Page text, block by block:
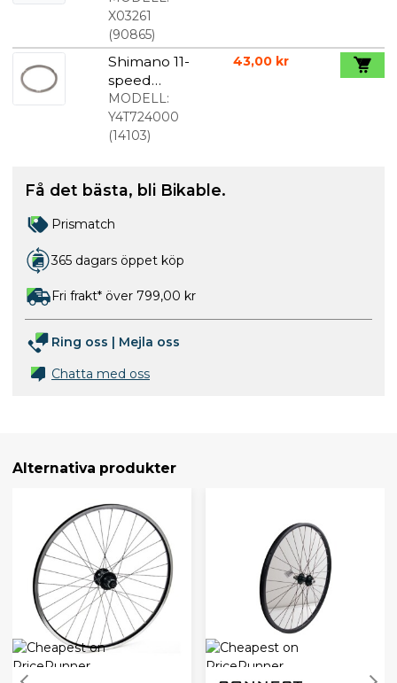
tape 23mm
x 25m klar
X03261
(90865)
Shimano 11-
speed
distansbrick
a
MODELL:
Y4T724000
(14103)
43,00 kr
Få det bästa, bli Bikable.
Prismatch
365 dagars öppet köp
Fri frakt* över 799,00 kr
Ring oss | Mejla oss
Chatta med oss
Alternativa produkter